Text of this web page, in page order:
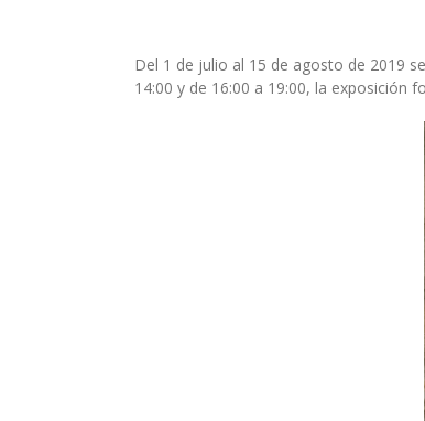
Del 1 de julio al 15 de agosto de 2019
14:00 y de 16:00 a 19:00, la exposición